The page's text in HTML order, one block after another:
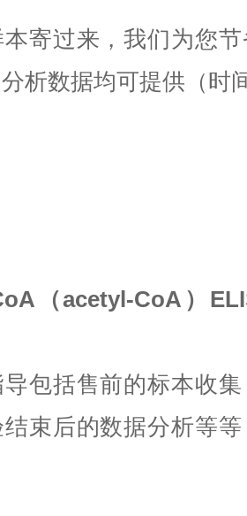
寄过来，我们为您
析数据均可提供（时
（acetyl-CoA）
包括售前的标本收
束后的数据分析等